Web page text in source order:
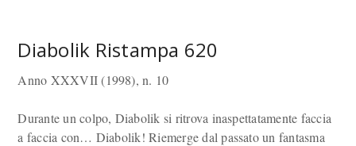
Diabolik Ristampa 620
Anno XXXVII (1998), n. 10
Durante un colpo, Diabolik si ritrova inaspettatamente faccia
a faccia con… Diabolik! Riemerge dal passato un fantasma